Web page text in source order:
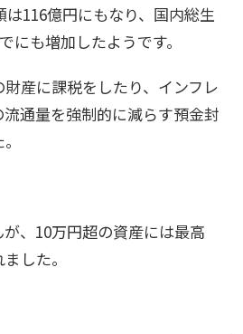
116億円にもなり、国内総生
にも増加したようです。
産に課税をしたり、インフレ
通量を強制的に減らす預金封
、10万円超の資産には最高
した。